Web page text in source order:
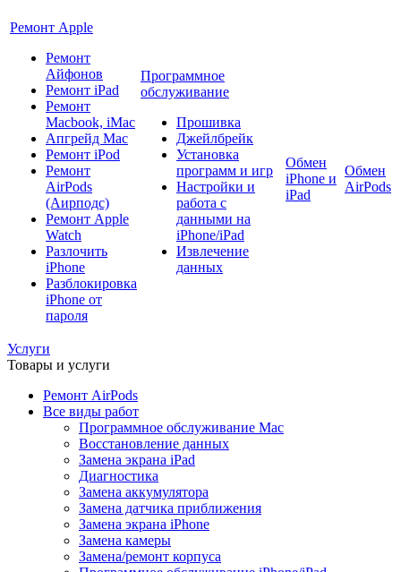
Ремонт Apple
Ремонт
Айфонов
Ремонт iPad
Ремонт
Macbook, iMac
Апгрейд Mac
Ремонт iPod
Ремонт
AirPods
(Аирподс)
Ремонт Apple
Watch
Разлочить
iPhone
Разблокировка
iPhone от
пароля
Программное
обслуживание
Прошивка
Джейлбрейк
Установка
программ и игр
Настройки и
работа с
данными на
iPhone/iPad
Извлечение
данных
Обмен
iPhone и
iPad
Обмен
AirPods
Услуги
Товары и услуги
Ремонт AirPods
Все виды работ
Программное обслуживание Mac
Восстановление данных
Замена экрана iPad
Диагностика
Замена аккумулятора
Замена датчика приближения
Замена экрана iPhone
Замена камеры
Замена/ремонт корпуса